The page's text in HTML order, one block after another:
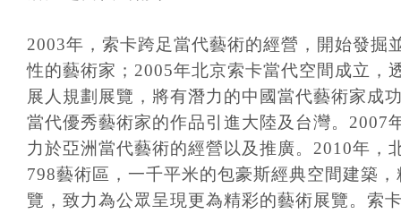
2003年，索卡跨足當代藝術的經營，開始發掘
性的藝術家；2005年北京索卡當代空間成立，
展人規劃展覽，將有潛力的中國當代藝術家成
當代優秀藝術家的作品引進大陸及台灣。2007
力於亞洲當代藝術的經營以及推廣。2010年，
798藝術區，一千平米的包豪斯經典空間建築
覽，致力為公眾呈現更為精彩的藝術展覽。索